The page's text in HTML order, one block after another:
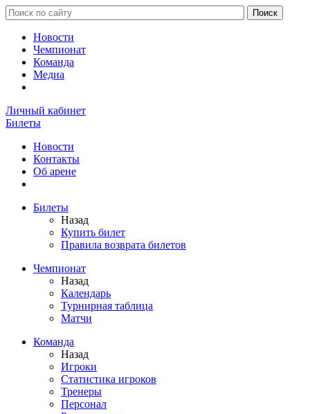
Новости
Чемпионат
Команда
Медиа
Личный кабинет
Билеты
Новости
Контакты
Об арене
Билеты
Назад
Купить билет
Правила возврата билетов
Чемпионат
Назад
Календарь
Турнирная таблица
Матчи
Команда
Назад
Игроки
Статистика игроков
Тренеры
Персонал